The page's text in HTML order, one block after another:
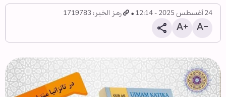
24 أغسطس 2025 - 12:14 رمز الخبر: 1719783